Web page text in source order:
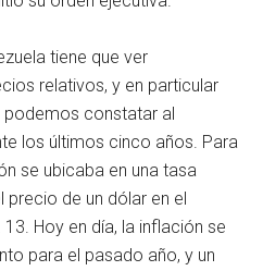
tiene que ver
relativos, y en particular
constatar al
los últimos cinco años. Para
se ubicaba en una tasa
precio de un dólar en el
Hoy en día, la inflación se
para el pasado año, y un